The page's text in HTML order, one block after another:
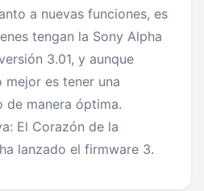
a nuevas funciones, es
tengan la Sony Alpha
3.01, y aunque
mejor es tener una
de manera óptima.
El Corazón de la
lanzado el firmware 3.